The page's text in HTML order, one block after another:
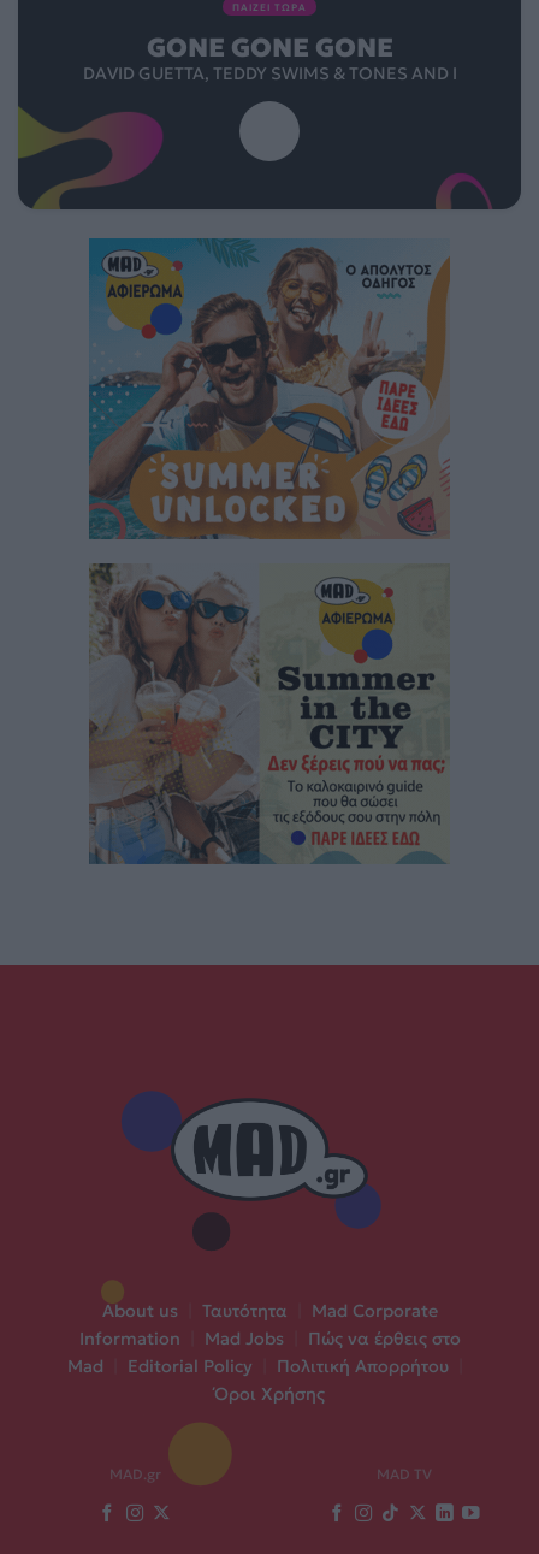
ΠΑΙΖΕΙ ΤΩΡΑ
GONE GONE GONE
DAVID GUETTA, TEDDY SWIMS & TONES AND I
About us Ταυτότητα
Mad Corporate
Information
Mad Jobs
Πώς να έρθεις στο
Mad
Editorial Policy Πολιτική Απορρήτου
Όροι Χρήσης
MAD.gr MAD TV